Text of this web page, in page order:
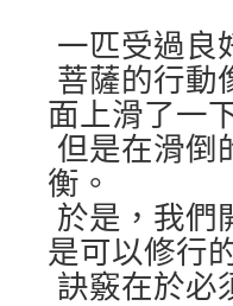
一匹受過良
菩薩的行動
面上滑了一
但是在滑倒
衡。
於是，我們
是可以修行
訣竅在於必